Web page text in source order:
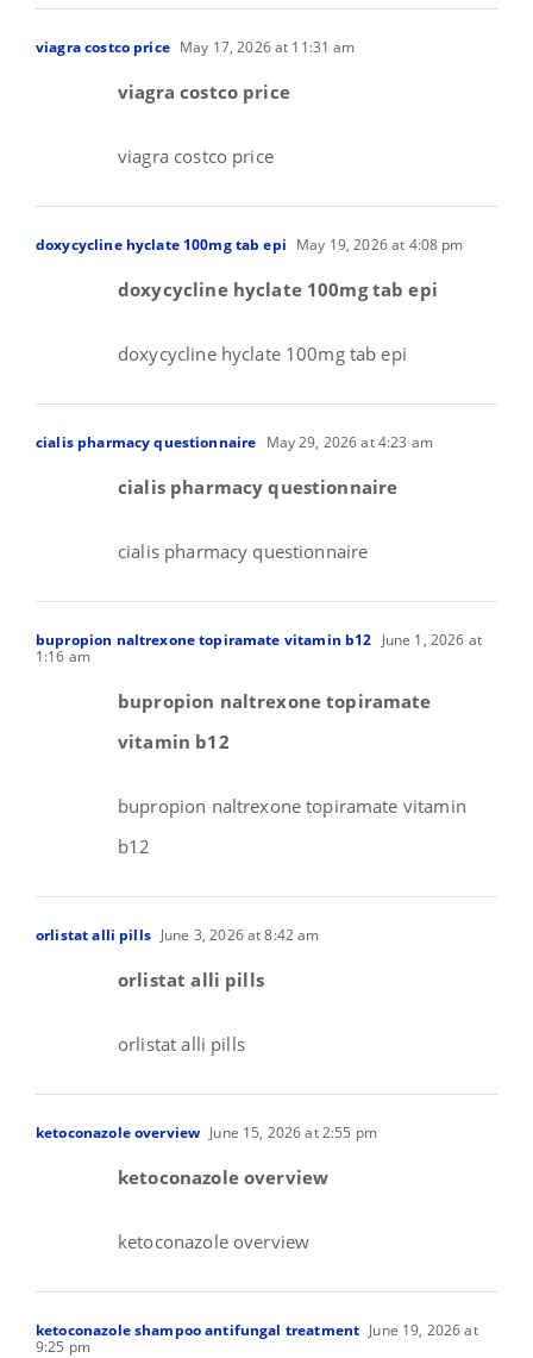
viagra costco price May 17, 2026 at 11:31 am
viagra costco price
viagra costco price
doxycycline hyclate 100mg tab epi May 19, 2026 at 4:08 pm
doxycycline hyclate 100mg tab epi
doxycycline hyclate 100mg tab epi
cialis pharmacy questionnaire May 29, 2026 at 4:23 am
cialis pharmacy questionnaire
cialis pharmacy questionnaire
bupropion naltrexone topiramate vitamin b12 June 1, 2026 at
1:16 am
bupropion naltrexone topiramate
vitamin b12
bupropion naltrexone topiramate vitamin
b12
orlistat alli pills June 3, 2026 at 8:42 am
orlistat alli pills
orlistat alli pills
ketoconazole overview June 15, 2026 at 2:55 pm
ketoconazole overview
ketoconazole overview
ketoconazole shampoo antifungal treatment June 19, 2026 at
9:25 pm